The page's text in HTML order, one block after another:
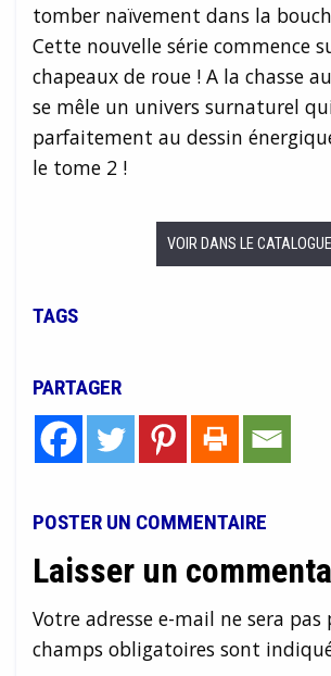
tomber naïvement dans la
Cette nouvelle série commence
chapeaux de roue ! A la chasse
se mêle un univers surnaturel
parfaitement au dessin
le tome 2 !
VOIR DANS LE
TAGS
PARTAGER
POSTER UN COMMENTAIRE
Laisser un
Votre adresse e-mail ne sera pas
champs obligatoires sont